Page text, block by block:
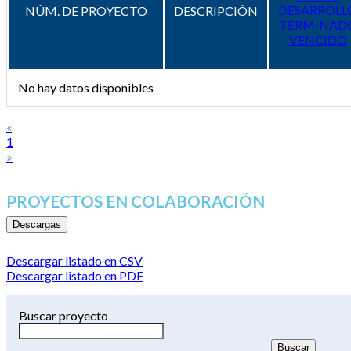
NÚM. DE PROYECTO DESCRIPCIÓN
VENCIDO
No hay datos disponibles
«
1
»
PROYECTOS EN COLABORACIÓN
Descargas
Descargar listado en CSV
Descargar listado en PDF
Buscar proyecto